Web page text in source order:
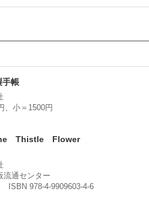
手帳
、小＝1500円
Thistle Flower
流通センター
978-4-9909603-4-6